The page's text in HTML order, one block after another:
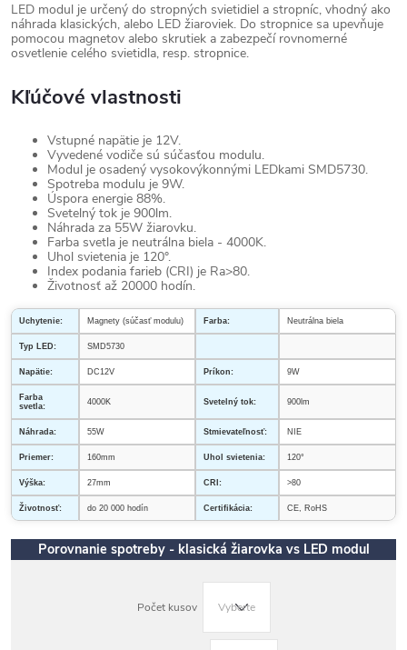
LED modul je určený do stropných svietidiel a stropníc, vhodný ako
náhrada klasických, alebo LED žiaroviek. Do stropnice sa upevňuje
pomocou magnetov alebo skrutiek a zabezpečí rovnomerné
osvetlenie celého svietidla, resp. stropnice.
Kľúčové vlastnosti
Vstupné napätie je 12V.
Vyvedené vodiče sú súčasťou modulu.
Modul je osadený vysokovýkonnými LEDkami SMD5730.
Spotreba modulu je 9W.
Úspora energie 88%.
Svetelný tok je 900lm.
Náhrada za 55W žiarovku.
Farba svetla je neutrálna biela - 4000K.
Uhol svietenia je 120°.
Index podania farieb (CRI) je Ra>80.
Životnosť až 20000 hodín.
Uchytenie: Magnety (súčasť modulu) Farba: Neutrálna biela
Typ LED: SMD5730
Napätie: DC12V Príkon: 9W
Farba
svetla:
4000K Svetelný tok: 900lm
Náhrada: 55W Stmievateľnosť: NIE
Priemer: 160mm Uhol svietenia: 120°
Výška: 27mm CRI: >80
Životnosť: do 20 000 hodín Certifikácia: CE, RoHS
Porovnanie spotreby - klasická žiarovka vs LED modul
Počet kusov